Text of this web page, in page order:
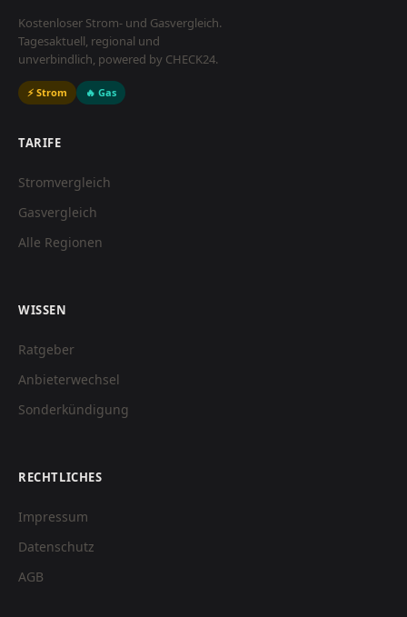
Kostenloser Strom- und Gasvergleich.
Tagesaktuell, regional und
unverbindlich, powered by CHECK24.
⚡ Strom 🔥 Gas
TARIFE
Stromvergleich
Gasvergleich
Alle Regionen
WISSEN
Ratgeber
Anbieterwechsel
Sonderkündigung
RECHTLICHES
Impressum
Datenschutz
AGB